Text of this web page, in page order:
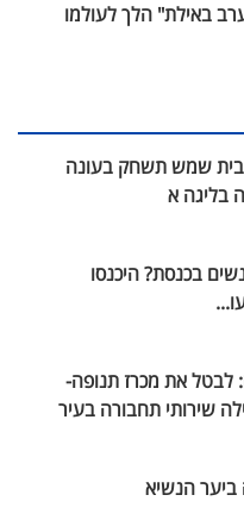
באילת" הלך לעולמו
בית שמש תשחק בעונה
בליגה א
בכנסת? היכנסו
לבטל את מכרז תנופה-
שירותי תחבורה בעיר
הנשיא